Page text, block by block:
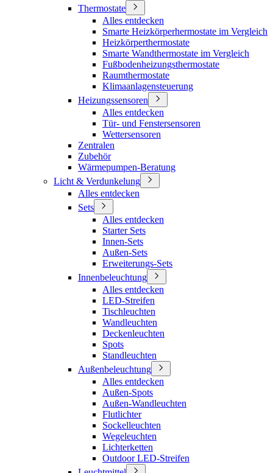
Thermostate
Alles entdecken
Smarte Heizkörperhermostate im Vergleich
Heizkörperthermostate
Smarte Wandthermostate im Vergleich
Fußbodenheizungsthermostate
Raumthermostate
Klimaanlagensteuerung
Heizungssensoren
Alles entdecken
Tür- und Fenstersensoren
Wettersensoren
Zentralen
Zubehör
Wärmepumpen-Beratung
Licht & Verdunkelung
Alles entdecken
Sets
Alles entdecken
Starter Sets
Innen-Sets
Außen-Sets
Erweiterungs-Sets
Innenbeleuchtung
Alles entdecken
LED-Streifen
Tischleuchten
Wandleuchten
Deckenleuchten
Spots
Standleuchten
Außenbeleuchtung
Alles entdecken
Außen-Spots
Außen-Wandleuchten
Flutlichter
Sockelleuchten
Wegeleuchten
Lichterketten
Outdoor LED-Streifen